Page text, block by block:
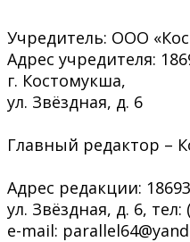
Учредитель: ООО
Адрес учредителя:
г. Костомукша,
ул. Звёздная, д. 6
Главный редактор –
Адрес редакции:
ул. Звёздная, д. 6, тел:
e-mail: